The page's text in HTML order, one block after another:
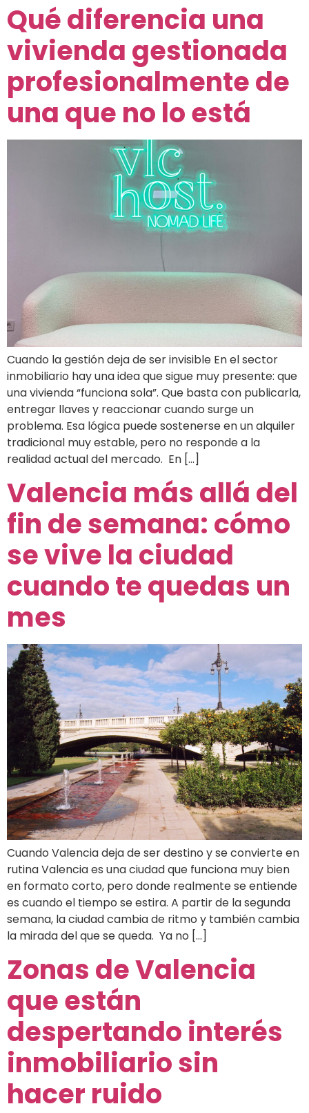
Qué diferencia una
vivienda gestionada
profesionalmente de
una que no lo está
Cuando la gestión deja de ser invisible En el sector
inmobiliario hay una idea que sigue muy presente: que
una vivienda “funciona sola”. Que basta con publicarla,
entregar llaves y reaccionar cuando surge un
problema. Esa lógica puede sostenerse en un alquiler
tradicional muy estable, pero no responde a la
realidad actual del mercado. En […]
Valencia más allá del
fin de semana: cómo
se vive la ciudad
cuando te quedas un
mes
Cuando Valencia deja de ser destino y se convierte en
rutina Valencia es una ciudad que funciona muy bien
en formato corto, pero donde realmente se entiende
es cuando el tiempo se estira. A partir de la segunda
semana, la ciudad cambia de ritmo y también cambia
la mirada del que se queda. Ya no […]
Zonas de Valencia
que están
despertando interés
inmobiliario sin
hacer ruido